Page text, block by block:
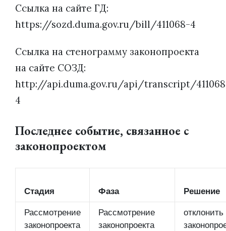
Ссылка на сайте ГД:
https://sozd.duma.gov.ru/bill/411068-4
Ссылка на стенограмму законопроекта
на сайте СОЗД:
http://api.duma.gov.ru/api/transcript/
4
Последнее событие, связанное с
законопроектом
Стадия Фаза Решение
Рассмотрение
законопроекта
Рассмотрение
законопроекта
отклонить